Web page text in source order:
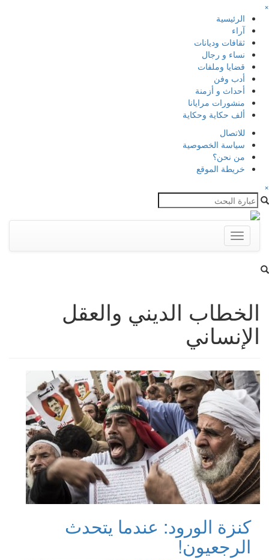
×
الرئيسية
آراء
ثقافات وديانات
نساء و رجال
قضايا وملفات
أدب وفن
أحداث و أزمنة
منشورات مرايانا
ألف حكاية وحكاية
للاتصال
سياسة الخصوصية
من نحن؟
خريطة الموقع
×
Toggle
navigation
الخطاب الديني والعقل
الإنساني
كنزة الورود: عندما يتحدث
الرجعيون!